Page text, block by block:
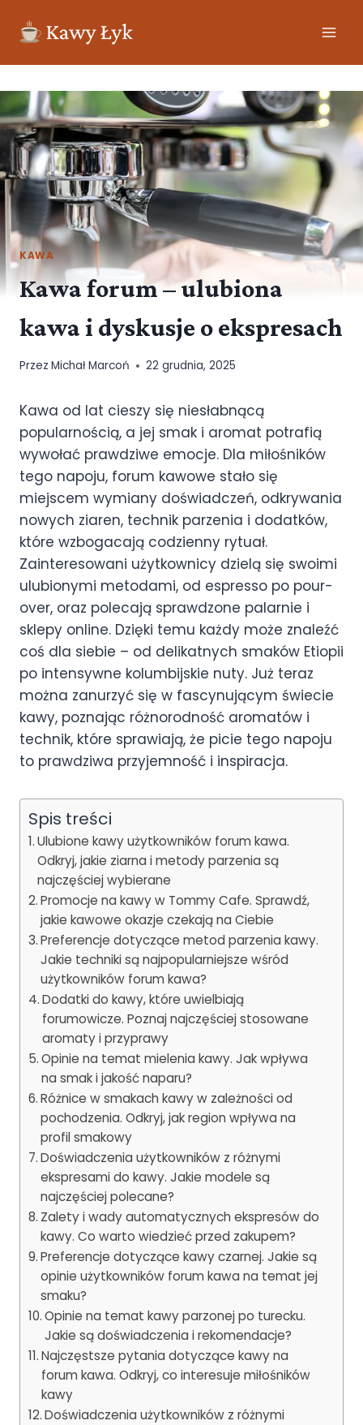
KAWA
Kawa forum – ulubiona
kawa i dyskusje o ekspresach
Przez Michał Marcoń 22 grudnia, 2025
Kawa od lat cieszy się niesłabnącą
popularnością, a jej smak i aromat potrafią
wywołać prawdziwe emocje. Dla miłośników
tego napoju, forum kawowe stało się
miejscem wymiany doświadczeń, odkrywania
nowych ziaren, technik parzenia i dodatków,
które wzbogacają codzienny rytuał.
Zainteresowani użytkownicy dzielą się swoimi
ulubionymi metodami, od espresso po pour-
over, oraz polecają sprawdzone palarnie i
sklepy online. Dzięki temu każdy może znaleźć
coś dla siebie – od delikatnych smaków Etiopii
po intensywne kolumbijskie nuty. Już teraz
można zanurzyć się w fascynującym świecie
kawy, poznając różnorodność aromatów i
technik, które sprawiają, że picie tego napoju
to prawdziwa przyjemność i inspiracja.
Spis treści
Ulubione kawy użytkowników forum kawa.
Odkryj, jakie ziarna i metody parzenia są
najczęściej wybierane
Promocje na kawy w Tommy Cafe. Sprawdź,
jakie kawowe okazje czekają na Ciebie
Preferencje dotyczące metod parzenia kawy.
Jakie techniki są najpopularniejsze wśród
użytkowników forum kawa?
Dodatki do kawy, które uwielbiają
forumowicze. Poznaj najczęściej stosowane
aromaty i przyprawy
Opinie na temat mielenia kawy. Jak wpływa
na smak i jakość naparu?
Różnice w smakach kawy w zależności od
pochodzenia. Odkryj, jak region wpływa na
profil smakowy
Doświadczenia użytkowników z różnymi
ekspresami do kawy. Jakie modele są
najczęściej polecane?
Zalety i wady automatycznych ekspresów do
kawy. Co warto wiedzieć przed zakupem?
Preferencje dotyczące kawy czarnej. Jakie są
opinie użytkowników forum kawa na temat jej
smaku?
Opinie na temat kawy parzonej po turecku.
Jakie są doświadczenia i rekomendacje?
Najczęstsze pytania dotyczące kawy na
forum kawa. Odkryj, co interesuje miłośników
kawy
Doświadczenia użytkowników z różnymi